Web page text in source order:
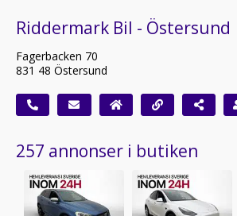
Riddermark Bil - Östersund
Fagerbacken 70
831 48 Östersund
257 annonser i butiken